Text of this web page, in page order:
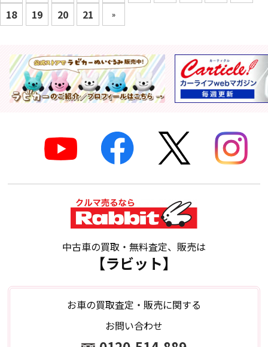
18
19 20 21 »
中古車の買取・無料査定、販売は
【ラビット】
お車の買取査定・販売に関する
お問い合わせ